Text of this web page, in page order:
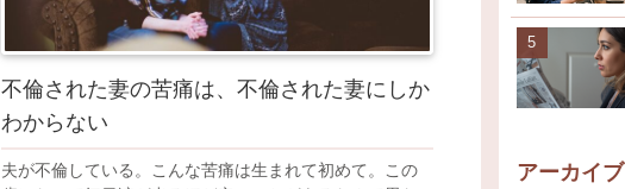
不倫された妻の苦痛は、不倫された妻にしか
わからない
夫が不倫している。こんな苦痛は生まれて初めて。この
アーカイブ